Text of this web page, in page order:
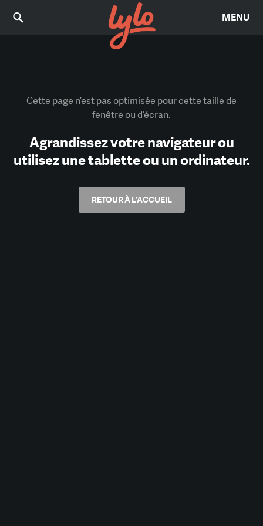
MENU
Cette page n’est pas optimisée pour cette taille de
fenêtre ou d’écran.
Agrandissez votre navigateur ou
utilisez une tablette ou un ordinateur.
RETOUR À L'ACCUEIL